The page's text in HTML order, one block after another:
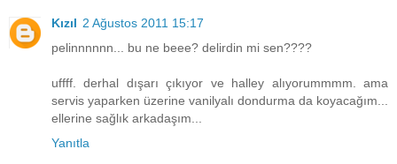
Kızıl 2 Ağustos 2011 15:17
pelinnnnnn... bu ne beee? delirdin mi sen????
uffff. derhal dışarı çıkıyor ve halley alıyorummmm. ama
servis yaparken üzerine vanilyalı dondurma da koyacağım...
ellerine sağlık arkadaşım...
Yanıtla